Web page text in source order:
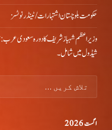
حکومت بلوچستان اشتہارات/ ٹینڈر نوٹسز
وزیراعظم شہباز شریف کا دورہ سعودی عرب:
شیڈول میں شامل۔
کریں
اگست 2026